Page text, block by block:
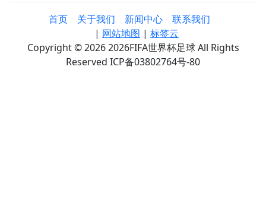
首页 关于我们 新闻中心
联系我们
| 网站地图 | 标签云
Copyright © 2026 2026FIFA世界杯足球 All Rights
Reserved ICP备03802764号-80